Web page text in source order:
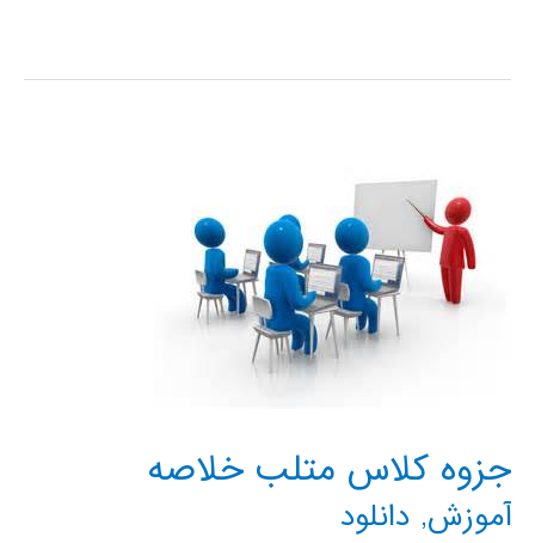
معادلات
معمولی
متلب
جزوه کلاس متلب خلاصه
آموزش, دانلود